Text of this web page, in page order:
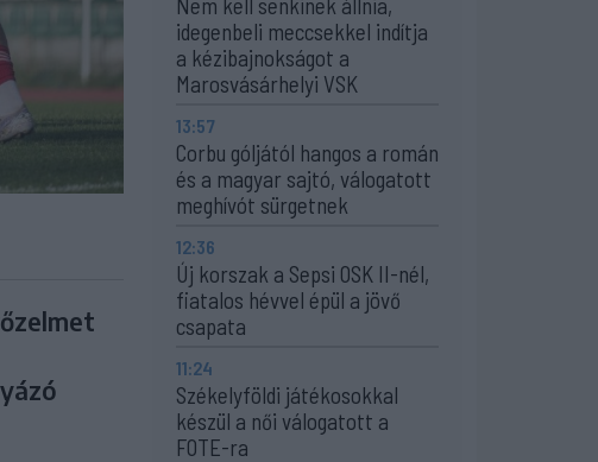
idegenbeli meccsekkel indítja
a kézibajnokságot a
Marosvásárhelyi VSK
13:57
Corbu góljától hangos a román
és a magyar sajtó, válogatott
meghívót sürgetnek
12:36
Új korszak a Sepsi OSK II-nél,
fiatalos hévvel épül a jövő
csapata
11:24
Székelyföldi játékosokkal
készül a női válogatott a
FOTE-ra